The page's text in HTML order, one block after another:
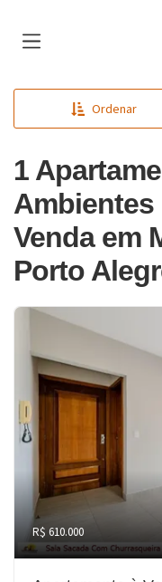
Ordenar
1
Ambientes
Venda em
Porto
R$ 610.000